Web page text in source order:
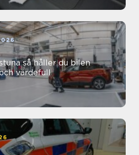
du bilen
värdefull